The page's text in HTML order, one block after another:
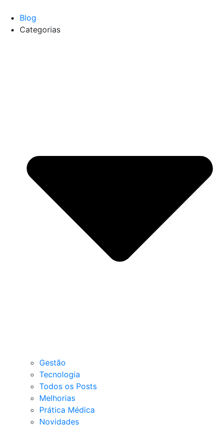
Blog
Categorias
Gestão
Tecnologia
Todos os Posts
Melhorias
Prática Médica
Novidades